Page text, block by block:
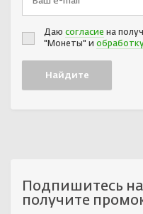
Даю согласие на
"Монеты" и
Подпишитесь
получите